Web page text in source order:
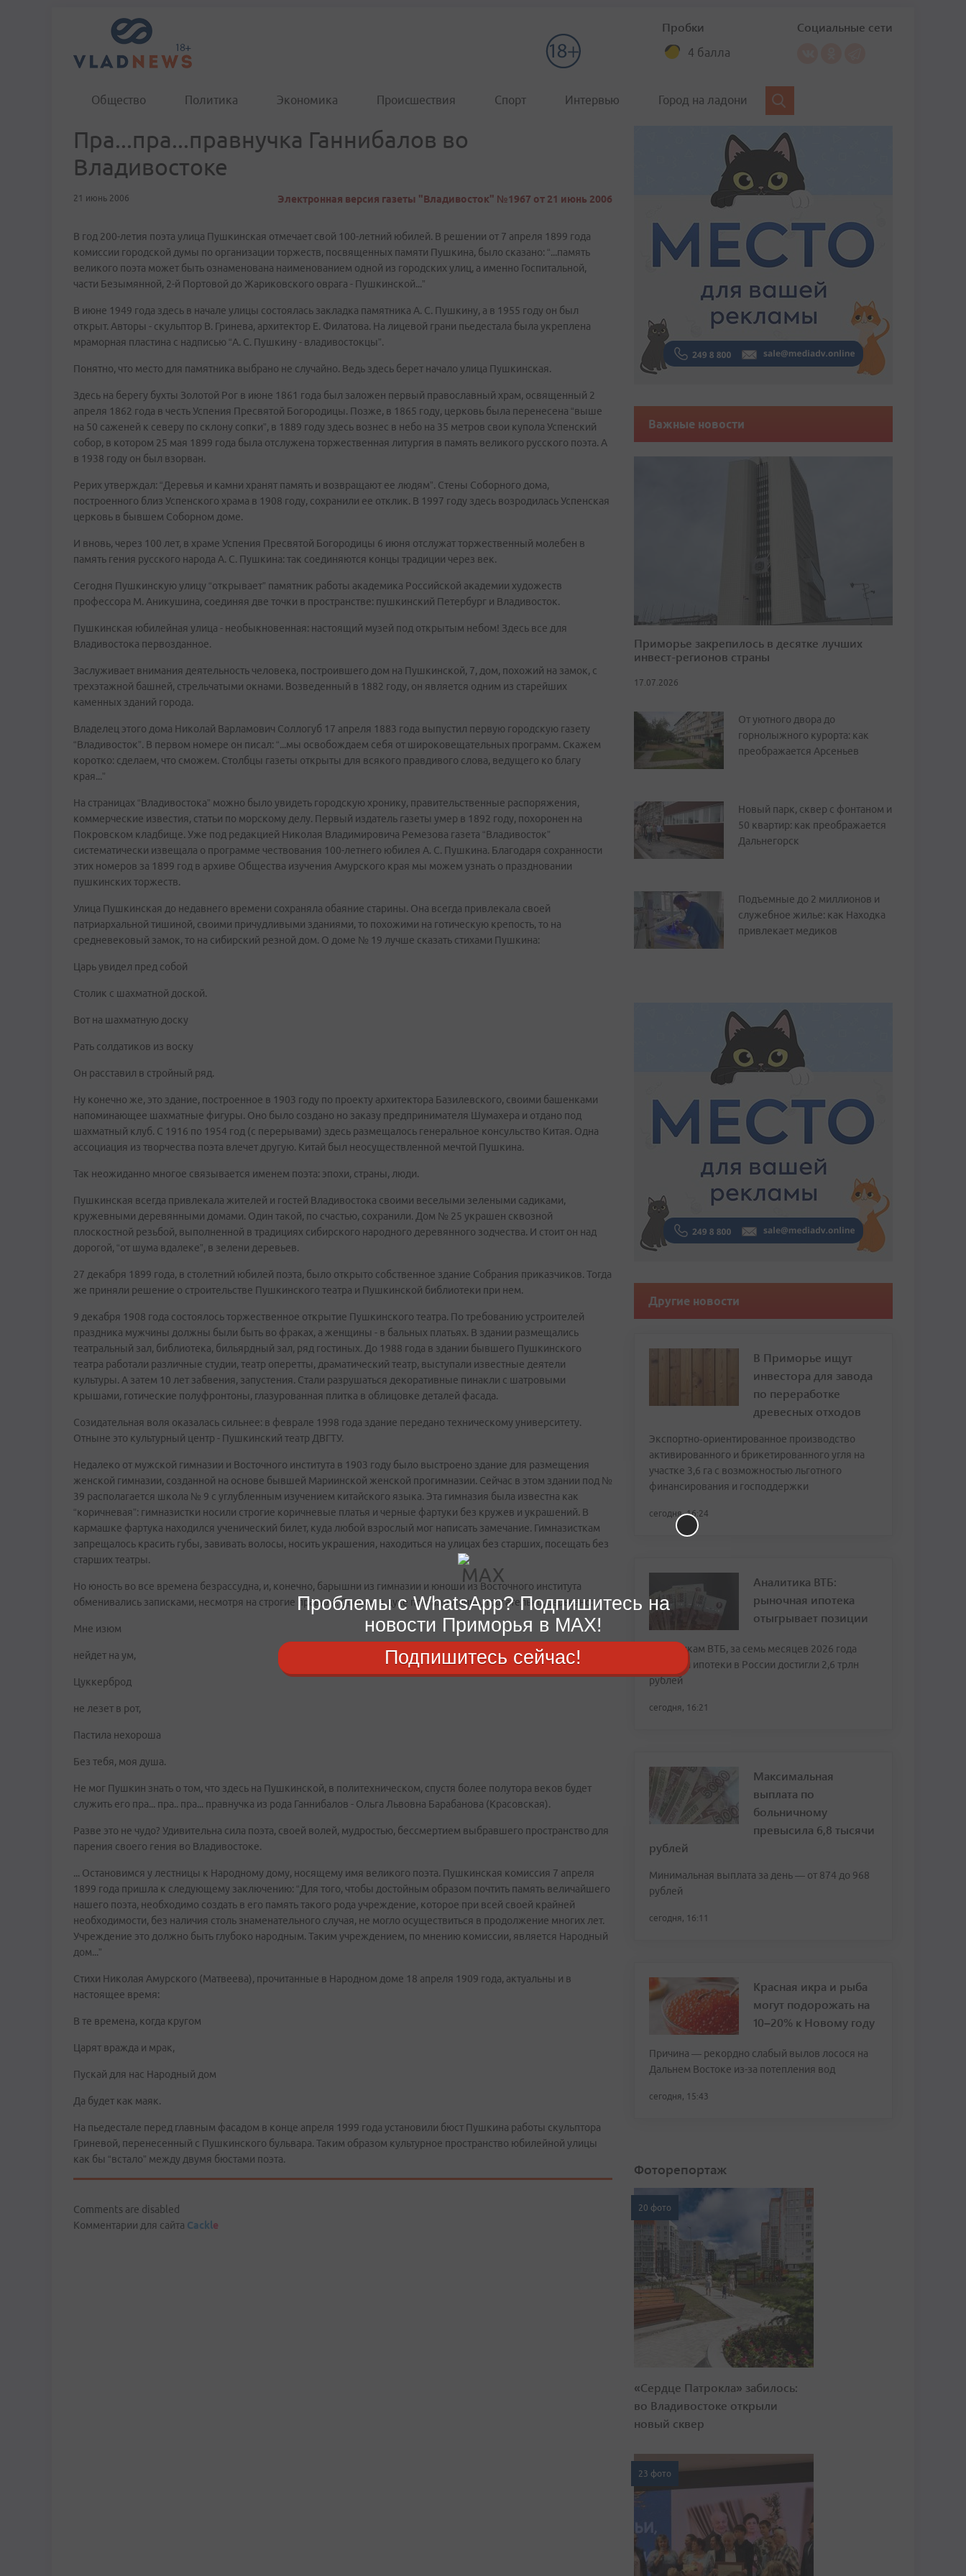
Пробки
4 балла
Социальные сети
Общество Политика Экономика Происшествия Спорт Интервью Город на ладони
Пра...пра...правнучка Ганнибалов во
Владивостоке
21 июнь 2006 Электронная версия газеты "Владивосток" №1967 от 21 июнь 2006
В год 200-летия поэта улица Пушкинская отмечает свой 100-летний юбилей. В решении от 7 апреля 1899 года
комиссии городской думы по организации торжеств, посвященных памяти Пушкина, было сказано: “...память
великого поэта может быть ознаменована наименованием одной из городских улиц, а именно Госпитальной,
части Безымянной, 2-й Портовой до Жариковского оврага - Пушкинской...”
В июне 1949 года здесь в начале улицы состоялась закладка памятника А. С. Пушкину, а в 1955 году он был
открыт. Авторы - скульптор В. Гринева, архитектор Е. Филатова. На лицевой грани пьедестала была укреплена
мраморная пластина с надписью “А. С. Пушкину - владивостокцы”.
Понятно, что место для памятника выбрано не случайно. Ведь здесь берет начало улица Пушкинская.
Здесь на берегу бухты Золотой Рог в июне 1861 года был заложен первый православный храм, освященный 2
апреля 1862 года в честь Успения Пресвятой Богородицы. Позже, в 1865 году, церковь была перенесена “выше
на 50 саженей к северу по склону сопки”, в 1889 году здесь вознес в небо на 35 метров свои купола Успенский
собор, в котором 25 мая 1899 года была отслужена торжественная литургия в память великого русского поэта. А
в 1938 году он был взорван.
Рерих утверждал: “Деревья и камни хранят память и возвращают ее людям”. Стены Соборного дома,
построенного близ Успенского храма в 1908 году, сохранили ее отклик. В 1997 году здесь возродилась Успенская
церковь в бывшем Соборном доме.
И вновь, через 100 лет, в храме Успения Пресвятой Богородицы 6 июня отслужат торжественный молебен в
память гения русского народа А. С. Пушкина: так соединяются концы традиции через век.
Сегодня Пушкинскую улицу “открывает” памятник работы академика Российской академии художеств
профессора М. Аникушина, соединяя две точки в пространстве: пушкинский Петербург и Владивосток.
Пушкинская юбилейная улица - необыкновенная: настоящий музей под открытым небом! Здесь все для
Владивостока первозданное.
Заслуживает внимания деятельность человека, построившего дом на Пушкинской, 7, дом, похожий на замок, с
трехэтажной башней, стрельчатыми окнами. Возведенный в 1882 году, он является одним из старейших
каменных зданий города.
Владелец этого дома Николай Варламович Соллогуб 17 апреля 1883 года выпустил первую городскую газету
“Владивосток”. В первом номере он писал: “...мы освобождаем себя от широковещательных программ. Скажем
коротко: сделаем, что сможем. Столбцы газеты открыты для всякого правдивого слова, ведущего ко благу
края...”
На страницах “Владивостока” можно было увидеть городскую хронику, правительственные распоряжения,
коммерческие известия, статьи по морскому делу. Первый издатель газеты умер в 1892 году, похоронен на
Покровском кладбище. Уже под редакцией Николая Владимировича Ремезова газета “Владивосток”
систематически извещала о программе чествования 100-летнего юбилея А. С. Пушкина. Благодаря сохранности
этих номеров за 1899 год в архиве Общества изучения Амурского края мы можем узнать о праздновании
пушкинских торжеств.
Улица Пушкинская до недавнего времени сохраняла обаяние старины. Она всегда привлекала своей
патриархальной тишиной, своими причудливыми зданиями, то похожими на готическую крепость, то на
средневековый замок, то на сибирский резной дом. О доме № 19 лучше сказать стихами Пушкина:
Царь увидел пред собой
Столик с шахматной доской.
Вот на шахматную доску
Рать солдатиков из воску
Он расставил в стройный ряд.
Ну конечно же, это здание, построенное в 1903 году по проекту архитектора Базилевского, своими башенками
напоминающее шахматные фигуры. Оно было создано но заказу предпринимателя Шумахера и отдано под
шахматный клуб. С 1916 по 1954 год (с перерывами) здесь размещалось генеральное консульство Китая. Одна
ассоциация из творчества поэта влечет другую. Китай был неосуществленной мечтой Пушкина.
Так неожиданно многое связывается именем поэта: эпохи, страны, люди.
Пушкинская всегда привлекала жителей и гостей Владивостока своими веселыми зелеными садиками,
кружевными деревянными домами. Один такой, по счастью, сохранили. Дом № 25 украшен сквозной
плоскостной резьбой, выполненной в традициях сибирского народного деревянного зодчества. И стоит он над
дорогой, “от шума вдалеке”, в зелени деревьев.
27 декабря 1899 года, в столетний юбилей поэта, было открыто собственное здание Собрания приказчиков. Тогда
же приняли решение о строительстве Пушкинского театра и Пушкинской библиотеки при нем.
9 декабря 1908 года состоялось торжественное открытие Пушкинского театра. По требованию устроителей
праздника мужчины должны были быть во фраках, а женщины - в бальных платьях. В здании размещались
театральный зал, библиотека, бильярдный зал, ряд гостиных. До 1988 года в здании бывшего Пушкинского
театра работали различные студии, театр оперетты, драматический театр, выступали известные деятели
культуры. А затем 10 лет забвения, запустения. Стали разрушаться декоративные пинакли с шатровыми
крышами, готические полуфронтоны, глазурованная плитка в облицовке деталей фасада.
Созидательная воля оказалась сильнее: в феврале 1998 года здание передано техническому университету.
Отныне это культурный центр - Пушкинский театр ДВГТУ.
Недалеко от мужской гимназии и Восточного института в 1903 году было выстроено здание для размещения
женской гимназии, созданной на основе бывшей Мариинской женской прогимназии. Сейчас в этом здании под №
39 располагается школа № 9 с углубленным изучением китайского языка. Эта гимназия была известна как
“коричневая”: гимназистки носили строгие коричневые платья и черные фартуки без кружев и украшений. В
кармашке фартука находился ученический билет, куда любой взрослый мог написать замечание. Гимназисткам
запрещалось красить губы, завивать волосы, носить украшения, находиться на улицах без старших, посещать без
старших театры.
Но юность во все времена безрассудна, и, конечно, барышни из гимназии и юноши из Восточного института
обменивались записками, несмотря на строгие правила. Совсем в духе поэта: шутливо, трогательно, серьезно:
Мне изюм
нейдет на ум,
Цуккерброд
не лезет в рот,
Пастила нехороша
Без тебя, моя душа.
Не мог Пушкин знать о том, что здесь на Пушкинской, в политехническом, спустя более полутора веков будет
служить его пра... пра.. пра... правнучка из рода Ганнибалов - Ольга Львовна Барабанова (Красовская).
Разве это не чудо? Удивительна сила поэта, своей волей, мудростью, бессмертием выбравшего пространство для
парения своего гения во Владивостоке.
... Остановимся у лестницы к Народному дому, носящему имя великого поэта. Пушкинская комиссия 7 апреля
1899 года пришла к следующему заключению: “Для того, чтобы достойным образом почтить память величайшего
нашего поэта, необходимо создать в его память такого рода учреждение, которое при всей своей крайней
необходимости, без наличия столь знаменательного случая, не могло осуществиться в продолжение многих лет.
Учреждение это должно быть глубоко народным. Таким учреждением, по мнению комиссии, является Народный
дом...”
Стихи Николая Амурского (Матвеева), прочитанные в Народном доме 18 апреля 1909 года, актуальны и в
настоящее время:
В те времена, когда кругом
Царят вражда и мрак,
Пускай для нас Народный дом
Да будет как маяк.
На пьедестале перед главным фасадом в конце апреля 1999 года установили бюст Пушкина работы скульптора
Гриневой, перенесенный с Пушкинского бульвара. Таким образом культурное пространство юбилейной улицы
как бы “встало” между двумя бюстами поэта.
Comments are disabled
Комментарии для сайта Cackle
Важные новости
Приморье закрепилось в десятке лучших
инвест-регионов страны
17.07.2026
От уютного двора до
горнолыжного курорта: как
преображается Арсеньев
Новый парк, сквер с фонтаном и
50 квартир: как преображается
Дальнегорск
Подъемные до 2 миллионов и
служебное жилье: как Находка
привлекает медиков
Другие новости
В Приморье ищут
инвестора для завода
по переработке
древесных отходов
Экспортно‑ориентированное производство
активированного и брикетированного угля на
участке 3,6 га с возможностью льготного
финансирования и господдержки
сегодня, 16:24
Аналитика ВТБ:
рыночная ипотека
отыгрывает позиции
По оценкам ВТБ, за семь месяцев 2026 года
продажи ипотеки в России достигли 2,6 трлн
рублей
сегодня, 16:21
Максимальная
выплата по
больничному
превысила 6,8 тысячи
рублей
Минимальная выплата за день — от 874 до 968
рублей
сегодня, 16:11
Красная икра и рыба
могут подорожать на
10–20% к Новому году
Причина — рекордно слабый вылов лосося на
Дальнем Востоке из-за потепления вод
сегодня, 15:43
Фоторепортаж
20 фото
«Сердце Патрокла» забилось:
во Владивостоке открыли
новый сквер
23 фото
Проблемы с WhatsApp? Подпишитесь на
новости Приморья в MAX!
Подпишитесь сейчас!